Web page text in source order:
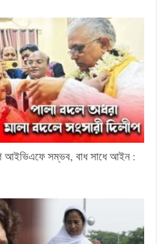
আইভিএফে সম্ভব, বাধ সাধে আইন :